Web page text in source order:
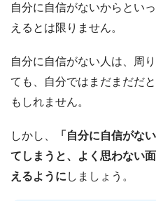
自分に自信がないからとい
えるとは限りません。
自分に自信がない人は、周
ても、自分ではまだまだだ
もしれません。
しかし、
「自分に自信がな
てしまうと、よく思わない
えるように しましょう。